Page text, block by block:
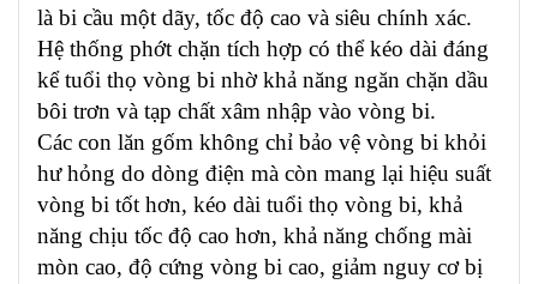
là bi cầu một dãy, tốc độ cao và siêu chính xác.
Hệ thống phớt chặn tích hợp có thể kéo dài đáng
kể tuổi thọ vòng bi nhờ khả năng ngăn chặn dầu
bôi trơn và tạp chất xâm nhập vào vòng bi.
Các con lăn gốm không chỉ bảo vệ vòng bi khỏi
hư hỏng do dòng điện mà còn mang lại hiệu suất
vòng bi tốt hơn, kéo dài tuổi thọ vòng bi, khả
năng chịu tốc độ cao hơn, khả năng chống mài
mòn cao, độ cứng vòng bi cao, giảm nguy cơ bị